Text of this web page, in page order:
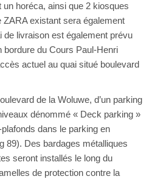
un horéca, ainsi que 2 kiosques
ZARA existant sera également
de livraison est également prévu
bordure du Cours Paul-Henri
actuel au quai situé boulevard
de la Woluwe, d’un parking
dénommé « Deck parking »
dans le parking en
89). Des bardages métalliques
seront installés le long du
de protection contre la